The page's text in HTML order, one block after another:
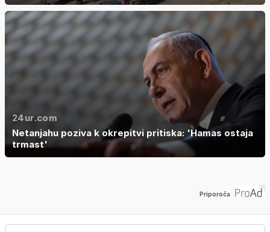
24ur.com
Netanjahu poziva k okrepitvi pritiska: 'Hamas ostaja
trmast'
Priporoča